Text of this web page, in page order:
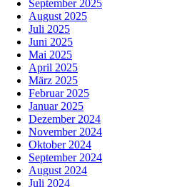
September 2025
August 2025
Juli 2025
Juni 2025
Mai 2025
April 2025
März 2025
Februar 2025
Januar 2025
Dezember 2024
November 2024
Oktober 2024
September 2024
August 2024
Juli 2024